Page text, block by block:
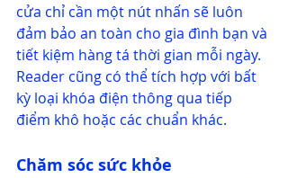
cửa chỉ cần một nút nhấn sẽ luôn
đảm bảo an toàn cho gia đình bạn và
tiết kiệm hàng tá thời gian mỗi ngày.
Reader cũng có thể tích hợp với bất
kỳ loại khóa điện thông qua tiếp
điểm khô hoặc các chuẩn khác.
Chăm sóc sức khỏe